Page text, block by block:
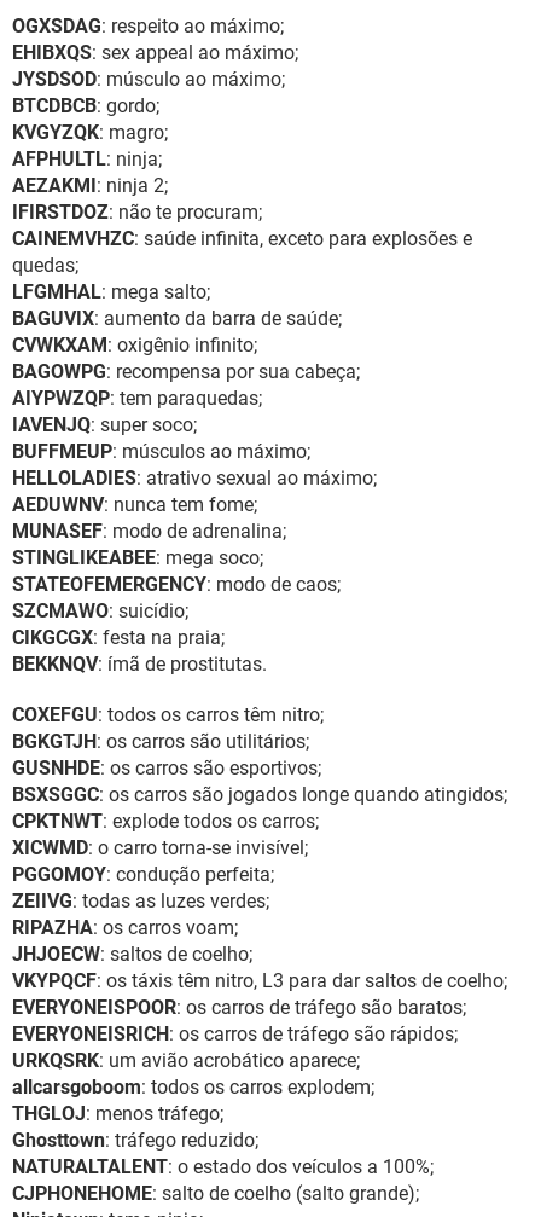
OGXSDAG: respeito ao máximo;
EHIBXQS: sex appeal ao máximo;
JYSDSOD: músculo ao máximo;
BTCDBCB: gordo;
KVGYZQK: magro;
AFPHULTL: ninja;
AEZAKMI: ninja 2;
IFIRSTDOZ: não te procuram;
CAINEMVHZC: saúde infinita, exceto para explosões e
quedas;
LFGMHAL: mega salto;
BAGUVIX: aumento da barra de saúde;
CVWKXAM: oxigênio infinito;
BAGOWPG: recompensa por sua cabeça;
AIYPWZQP: tem paraquedas;
IAVENJQ: super soco;
BUFFMEUP: músculos ao máximo;
HELLOLADIES: atrativo sexual ao máximo;
AEDUWNV: nunca tem fome;
MUNASEF: modo de adrenalina;
STINGLIKEABEE: mega soco;
STATEOFEMERGENCY: modo de caos;
SZCMAWO: suicídio;
CIKGCGX: festa na praia;
BEKKNQV: ímã de prostitutas.
COXEFGU: todos os carros têm nitro;
BGKGTJH: os carros são utilitários;
GUSNHDE: os carros são esportivos;
BSXSGGC: os carros são jogados longe quando atingidos;
CPKTNWT: explode todos os carros;
XICWMD: o carro torna-se invisível;
PGGOMOY: condução perfeita;
ZEIIVG: todas as luzes verdes;
RIPAZHA: os carros voam;
JHJOECW: saltos de coelho;
VKYPQCF: os táxis têm nitro, L3 para dar saltos de coelho;
EVERYONEISPOOR: os carros de tráfego são baratos;
EVERYONEISRICH: os carros de tráfego são rápidos;
URKQSRK: um avião acrobático aparece;
allcarsgoboom: todos os carros explodem;
THGLOJ: menos tráfego;
Ghosttown: tráfego reduzido;
NATURALTALENT: o estado dos veículos a 100%;
CJPHONEHOME: salto de coelho (salto grande);